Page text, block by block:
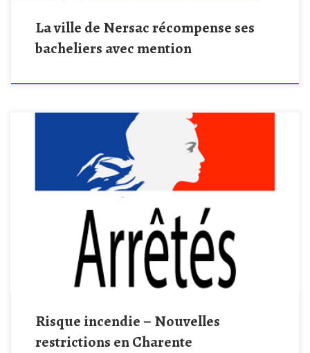
La ville de Nersac récompense ses
bacheliers avec mention
En raison des conditions météorologiques, de la sécheresse de la
végétation et du risque très élevé d’incendie, un arrêté préfectoral
sont notamment interdits : Fumer ou faire du feu (barbecue, feu de
camp, cuisson…) dans les […]
Risque incendie – Nouvelles
restrictions en Charente